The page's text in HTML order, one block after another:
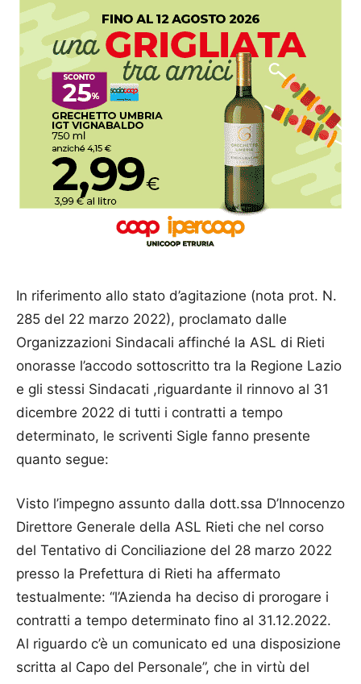
In riferimento allo stato d’agitazione (nota prot. N.
285 del 22 marzo 2022), proclamato dalle
Organizzazioni Sindacali affinché la ASL di Rieti
onorasse l’accodo sottoscritto tra la Regione Lazio
e gli stessi Sindacati ,riguardante il rinnovo al 31
dicembre 2022 di tutti i contratti a tempo
determinato, le scriventi Sigle fanno presente
quanto segue:
Visto l’impegno assunto dalla dott.ssa D’Innocenzo
Direttore Generale della ASL Rieti che nel corso
del Tentativo di Conciliazione del 28 marzo 2022
presso la Prefettura di Rieti ha affermato
testualmente: “l’Azienda ha deciso di prorogare i
contratti a tempo determinato fino al 31.12.2022.
Al riguardo c’è un comunicato ed una disposizione
scritta al Capo del Personale”, che in virtù del